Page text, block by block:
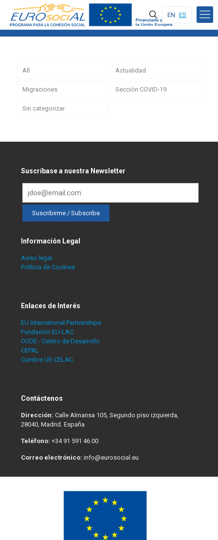
EN ES
All Actualidad
Migraciones Sección COVID-19
Sin categorizar
Suscríbase a nuestra Newsletter
Información Legal
Aviso legal
Política de Cookies
Enlaces de Interés
EU International Partnerships
Fundación EU-LAC
OCDE - Centro de Desarrollo
CEPAL
Cumbre UE-CELAC
Contáctenos
Dirección: Calle Almansa 105, Segundo piso izquierda,
28040, Madrid. España
Teléfono: +34 91 591 46 00
Correo electrónico: info@eurosocial.eu